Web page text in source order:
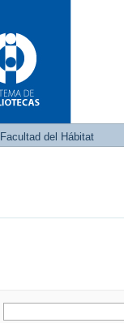
Facultad del Hábitat